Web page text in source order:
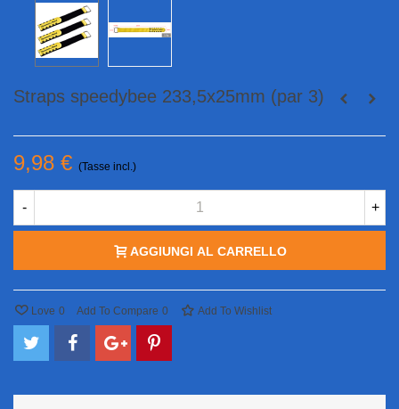
Straps speedybee 233,5x25mm (par 3)
9,98 € (Tasse incl.)
- +
AGGIUNGI AL CARRELLO
Love 0 Add To Compare 0 Add To Wishlist